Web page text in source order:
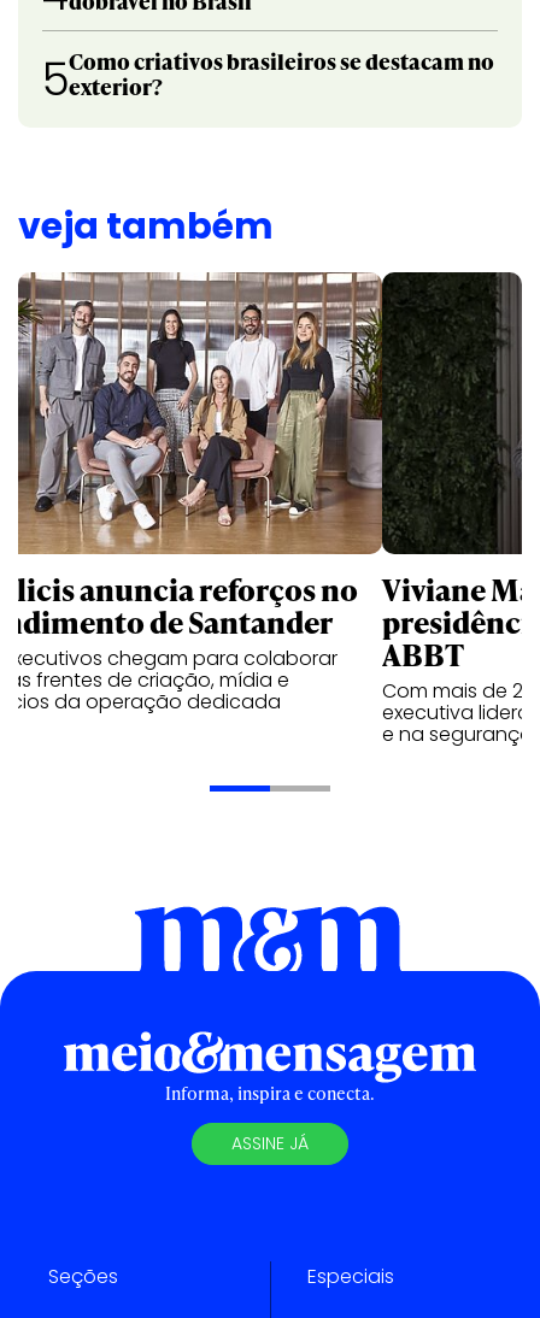
5Como criativos brasileiros se destacam no
exterior?
veja também
anuncia reforços no
de Santander
executivos chegam para colaborar
as frentes de criação, mídia e
da operação dedicada
Viviane
ABBT
Com mais de
executiva
e na segurança
Informa, inspira e conecta.
ASSINE JÁ
Seções Especiais